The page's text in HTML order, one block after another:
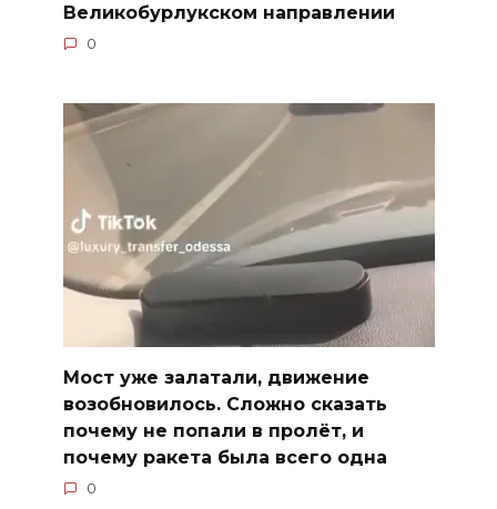
Великобурлукском направлении
0
Мост уже залатали, движение
возобновилось. Сложно сказать
почему не попали в пролёт, и
почему ракета была всего одна
0